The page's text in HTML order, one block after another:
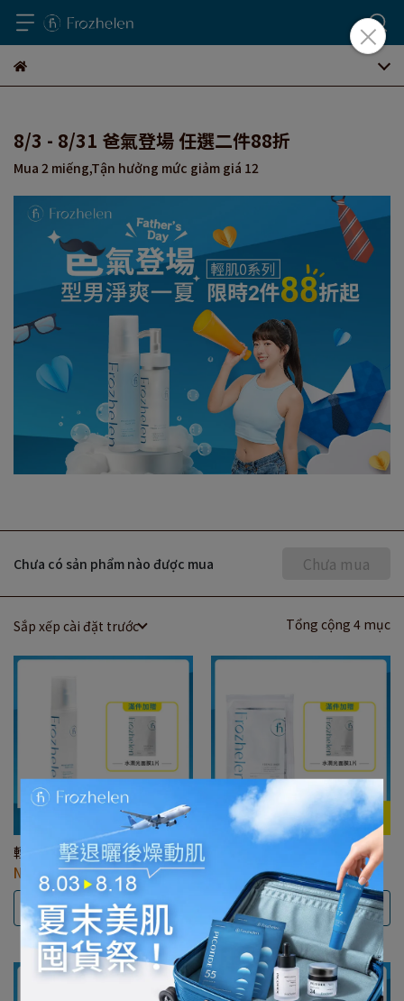
8/3 - 8/31 爸氣登場 任選二件88折
Mua 2 miếng,Tận hưởng mức giảm giá 12
Chưa có sản phẩm nào được mua Chưa mua
Sắp xếp cài đặt trước Tổng cộng 4 mục
輕肌0保濕水凝露
NT$990
Mua
輕肌0水潤光面膜【7入/組】
NT$890
Mua